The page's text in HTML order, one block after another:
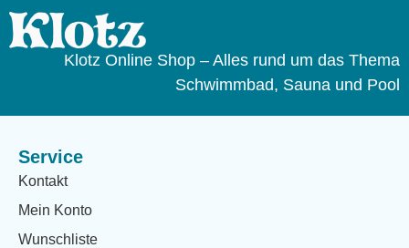
Klotz Online Shop – Alles rund um das Thema
Schwimmbad, Sauna und Pool
Service
Kontakt
Mein Konto
Wunschliste